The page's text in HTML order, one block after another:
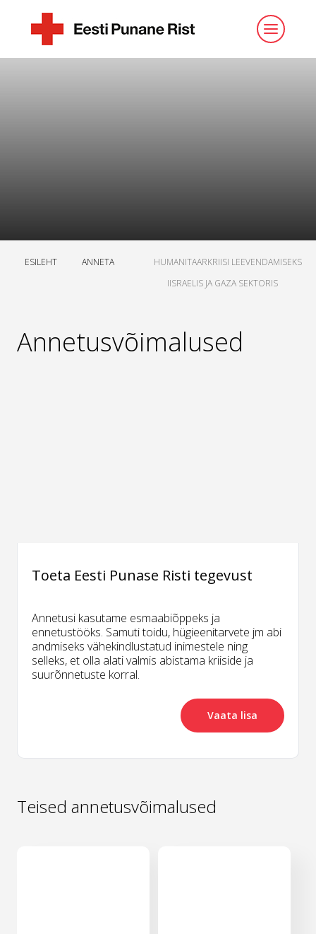
ESILEHT ANNETA
HUMANITAARKRIISI LEEVENDAMISEKS
IISRAELIS JA GAZA SEKTORIS
Annetusvõimalused
Toeta Eesti Punase Risti tegevust
Annetusi kasutame esmaabiõppeks ja
ennetustööks. Samuti toidu, hügieenitarvete jm abi
andmiseks vähekindlustatud inimestele ning
selleks, et olla alati valmis abistama kriiside ja
suurõnnetuste korral.
Vaata lisa
Teised annetusvõimalused